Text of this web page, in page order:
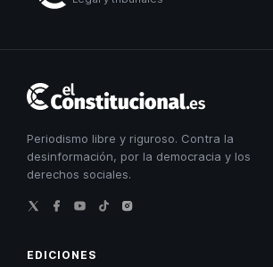
Periodismo libre y riguroso. Contra la
desinformación, por la democracia y los
derechos sociales.
EDICIONES